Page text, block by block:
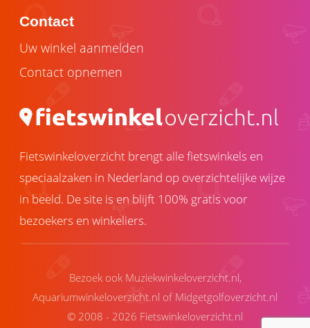
Contact
Uw winkel aanmelden
Contact opnemen
Fietswinkeloverzicht brengt alle fietswinkels en
speciaalzaken in Nederland op overzichtelijke wijze
in beeld. De site is en blijft 100% gratis voor
bezoekers en winkeliers.
Bezoek ook Muziekwinkeloverzicht.nl,
Aquariumwinkeloverzicht.nl of Midgetgolfoverzicht.nl
© 2008 - 2026 Fietswinkeloverzicht.nl